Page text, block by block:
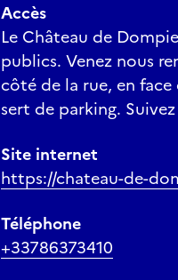
Accès
Le Château de
publics. Venez nous
côté de la rue, en
sert de parking.
Site internet
https://chateau-de-
Téléphone
+33786373410